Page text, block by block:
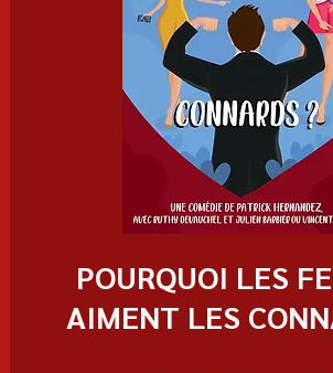
POURQUOI LES
AIMENT LES